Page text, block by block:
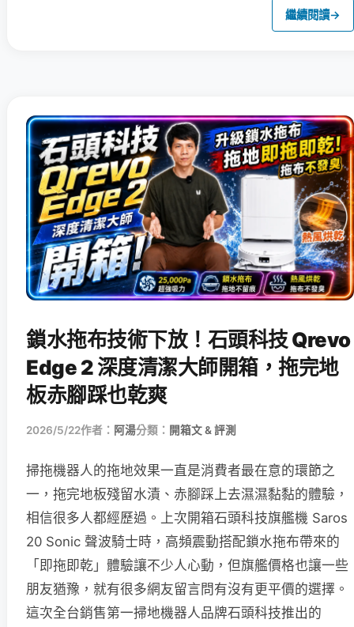
繼續閱讀→
鎖水拖布技術下放！石頭科技 Qrevo
Edge 2 深度清潔大師開箱，拖完地
板赤腳踩也乾爽
2026/5/22作者： 阿湯分類： 開箱文 & 評測
掃拖機器人的拖地效果一直是消費者最在意的環節之
一，拖完地板殘留水漬、赤腳踩上去濕濕黏黏的體驗，
相信很多人都經歷過。上次開箱石頭科技旗艦機 Saros
20 Sonic 聲波騎士時，高頻震動搭配鎖水拖布帶來的
「即拖即乾」體驗讓不少人心動，但旗艦價格也讓一些
朋友猶豫，就有很多網友留言問有沒有更平價的選擇。
這次全台銷售第一掃地機器人品牌石頭科技推出的